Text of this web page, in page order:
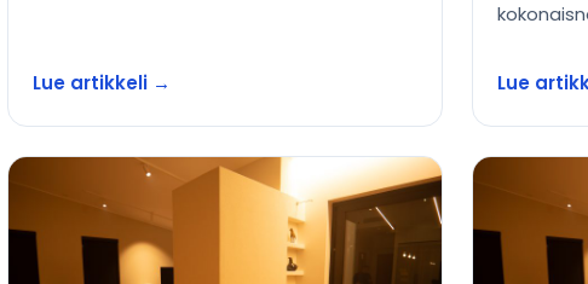
Lue artikkeli → Lue